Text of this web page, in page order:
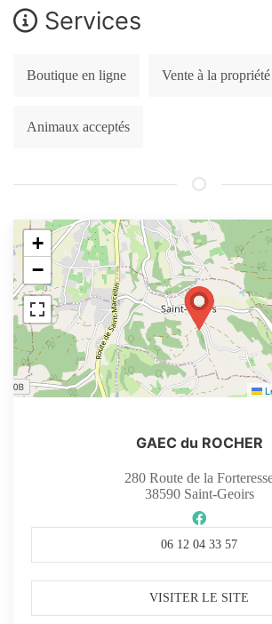
Services
Boutique en ligne Vente à la propriété
Animaux acceptés
+
−
GAEC du ROCHER
280 Route de la
38590Saint-Geoirs
06 12 04 33 57
VISITER LE SITE